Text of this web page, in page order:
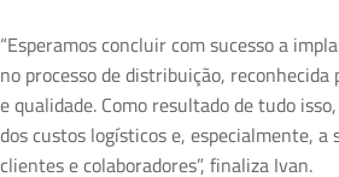
“Esperamos concluir com sucesso a
no processo de distribuição,
e qualidade. Como resultado de tudo
dos custos logísticos e, especialmente, a
clientes e colaboradores”, finaliza Ivan.